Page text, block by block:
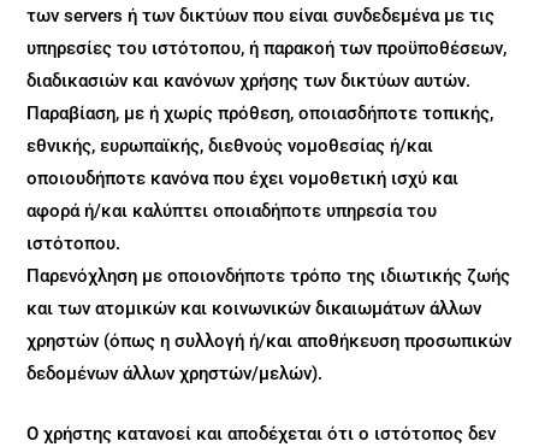
των servers ή των δικτύων που είναι συνδεδεμένα με τις
υπηρεσίες του ιστότοπου, ή παρακοή των προϋποθέσεων,
διαδικασιών και κανόνων χρήσης των δικτύων αυτών.
Παραβίαση, με ή χωρίς πρόθεση, οποιασδήποτε τοπικής,
εθνικής, ευρωπαϊκής, διεθνούς νομοθεσίας ή/και
οποιουδήποτε κανόνα που έχει νομοθετική ισχύ και
αφορά ή/και καλύπτει οποιαδήποτε υπηρεσία του
ιστότοπου.
Παρενόχληση με οποιονδήποτε τρόπο της ιδιωτικής ζωής
και των ατομικών και κοινωνικών δικαιωμάτων άλλων
χρηστών (όπως η συλλογή ή/και αποθήκευση προσωπικών
δεδομένων άλλων χρηστών/μελών).
Ο χρήστης κατανοεί και αποδέχεται ότι ο ιστότοπος δεν